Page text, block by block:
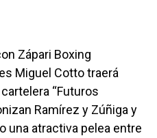
Zápari Boxing
Miguel Cotto traerá
“Futuros
Ramírez y Zúñiga y
una atractiva pelea entre